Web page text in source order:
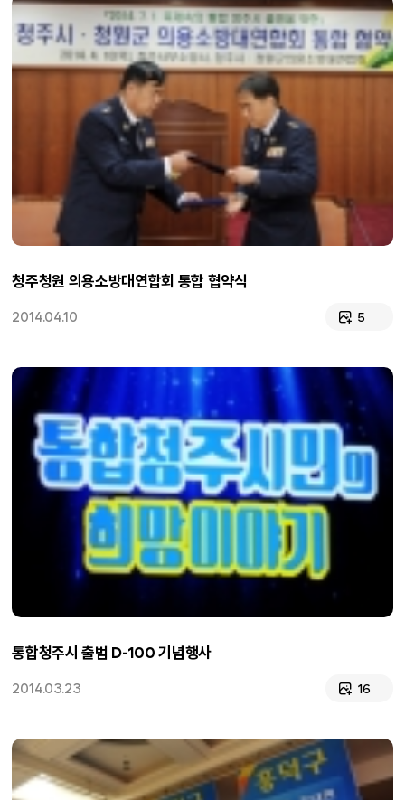
청주청원 의용소방대연합회 통합 협약식
2014.04.10 5
통합청주시 출범 D-100 기념행사
2014.03.23 16